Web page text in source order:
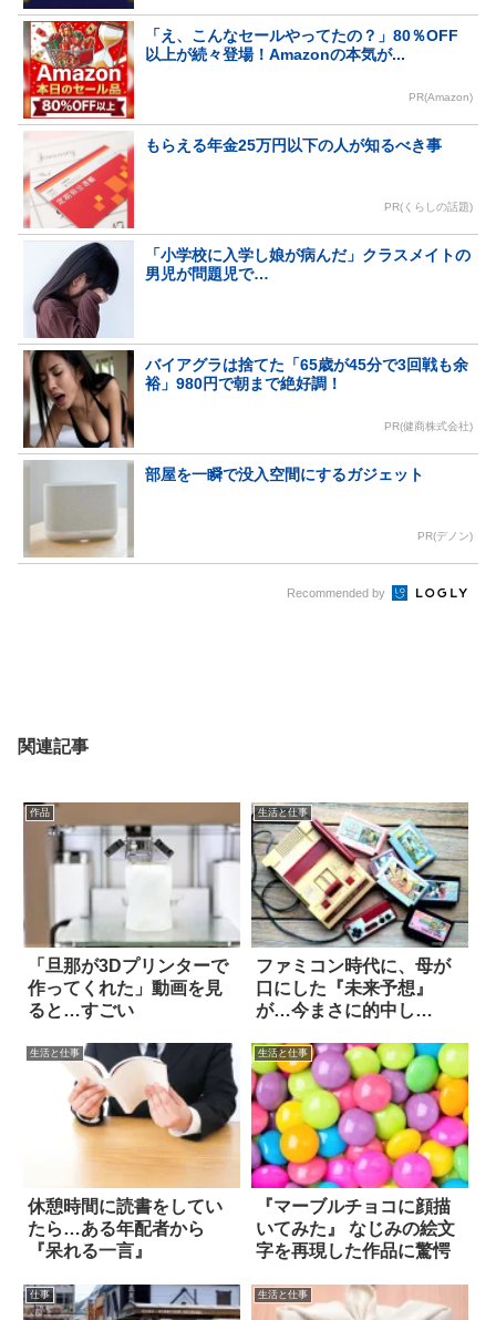
「え、こんなセールやってたの？」80％OFF
以上が続々登場！Amazonの本気が...
PR(Amazon)
もらえる年金25万円以下の人が知るべき事
PR(くらしの話題)
「小学校に入学し娘が病んだ」クラスメイトの
男児が問題児で…
バイアグラは捨てた「65歳が45分で3回戦も余
裕」980円で朝まで絶好調！
PR(健商株式会社)
部屋を一瞬で没入空間にするガジェット
PR(デノン)
Recommended by
関連記事
作品
「旦那が3Dプリンターで
作ってくれた」動画を見
ると…すごい
生活と仕事
ファミコン時代に、母が
口にした『未来予想』
が…今まさに的中し
生活と仕事
休憩時間に読書をしてい
たら…ある年配者から
『呆れる一言』
生活と仕事
『マーブルチョコに顔描
いてみた』 なじみの絵文
字を再現した作品に驚愕
仕事 生活と仕事